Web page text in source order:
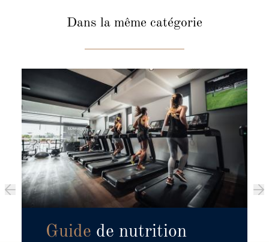
Dans la même catégorie
Guide de nutrition